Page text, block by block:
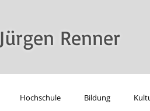
Jürgen Renner
Hochschule Bildung